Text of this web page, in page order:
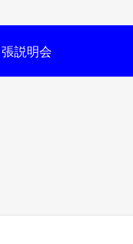
説明会